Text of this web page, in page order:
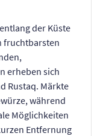
der Küste
fruchtbarsten
erheben sich
Rustaq. Märkte
während
Möglichkeiten
Entfernung